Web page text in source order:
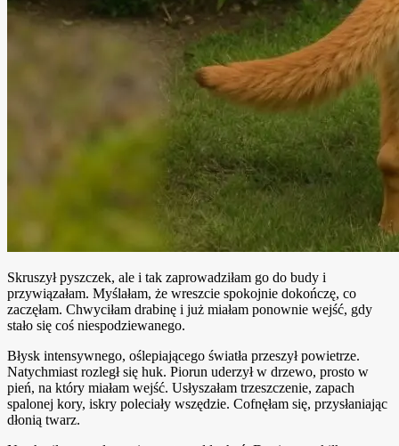
Skruszył pyszczek, ale i tak zaprowadziłam go do budy i
przywiązałam. Myślałam, że wreszcie spokojnie dokończę, co
zaczęłam. Chwyciłam drabinę i już miałam ponownie wejść, gdy
stało się coś niespodziewanego.
Błysk intensywnego, oślepiającego światła przeszył powietrze.
Natychmiast rozległ się huk. Piorun uderzył w drzewo, prosto w
pień, na który miałam wejść. Usłyszałam trzeszczenie, zapach
spalonej kory, iskry poleciały wszędzie. Cofnęłam się, przysłaniając
dłonią twarz.